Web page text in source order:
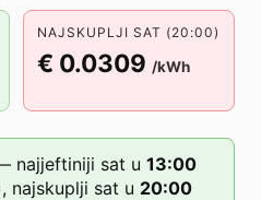
NAJSKUPLJI SAT (20:00)
€ 0.0309 /kWh
najjeftiniji sat u 13:00
najskuplji sat u 20:00